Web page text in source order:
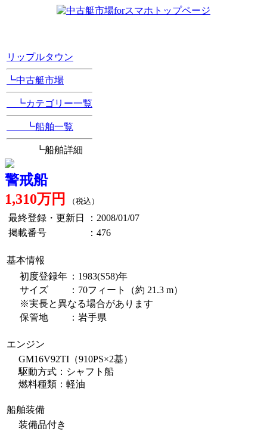
リップルタウン
┗中古艇市場
┗カテゴリー一覧
┗船舶一覧
┗船舶詳細
警戒船
1,310万円
（税込）
最終登録・更新日
：2008/01/07
掲載番号
：476
基本情報
初度登録年 ：1983(S58)年
サイズ
：70フィート（約 21.3 m）
※実長と異なる場合があります
保管地
：岩手県
エンジン
GM16V92TI（910PS×2基）
駆動方式：シャフト船
燃料種類：軽油
船舶装備
装備品付き